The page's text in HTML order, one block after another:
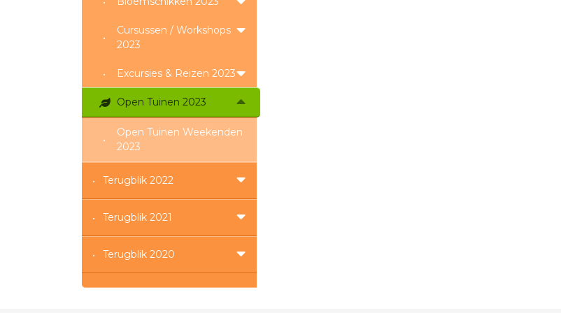
Cursussen / Workshops
2023
Excursies & Reizen 2023
Open Tuinen 2023
Open Tuinen Weekenden
2023
Terugblik 2022
Terugblik 2021
Terugblik 2020